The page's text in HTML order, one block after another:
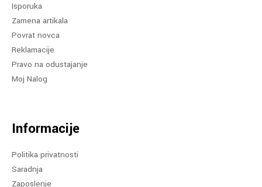
Isporuka
Zamena artikala
Povrat novca
Reklamacije
Pravo na odustajanje
Moj Nalog
Informacije
Politika privatnosti
Saradnja
Zaposlenje